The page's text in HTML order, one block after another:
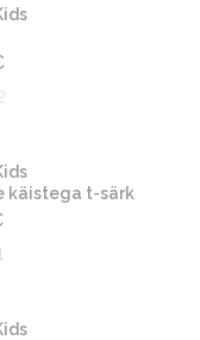
käistega t-särk